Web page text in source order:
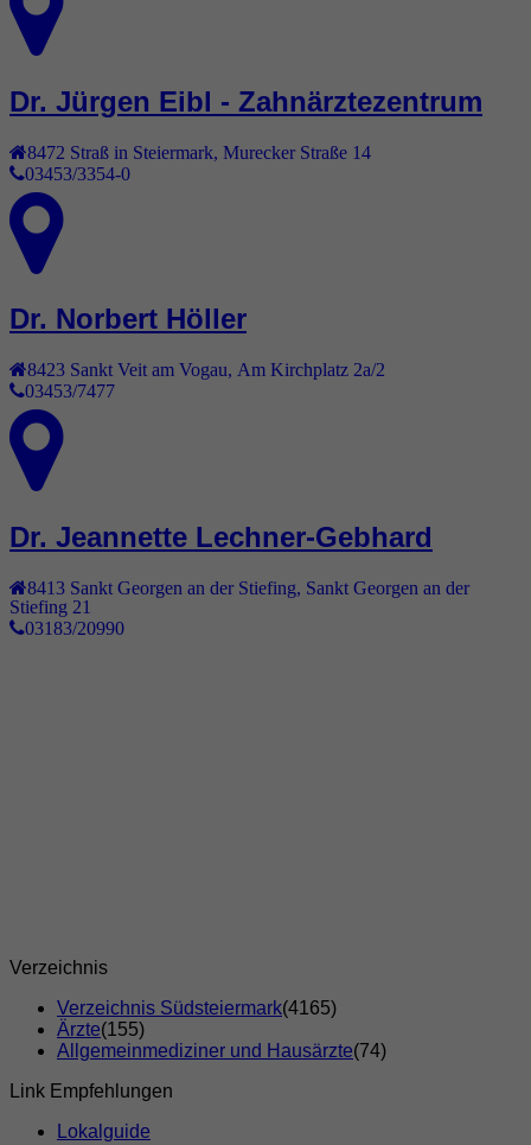
Dr. Jürgen Eibl - Zahnärztezentrum
8472 Straß in Steiermark Murecker Straße 14
03453/3354-0
Dr. Norbert Höller
8423 Sankt Veit am Vogau, Am Kirchplatz 2a/2
03453/7477
Dr. Jeannette Lechner-Gebhard
8413 Sankt Georgen an der Stiefing
Sankt Georgen an der
Stiefing 21
03183/20990
Verzeichnis
Verzeichnis Südsteiermark(4165)
Ärzte(155)
Allgemeinmediziner und Hausärzte(74)
Link Empfehlungen
Lokalguide